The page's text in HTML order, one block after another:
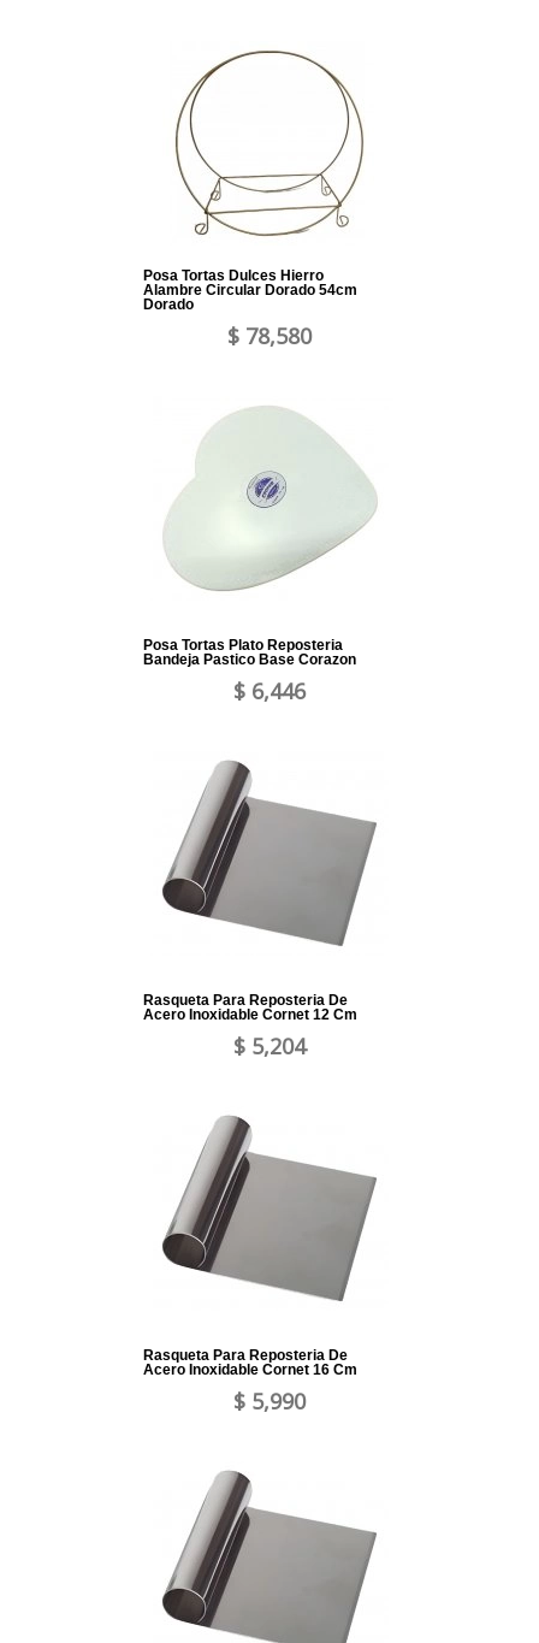
Posa Tortas Dulces Hierro
Alambre Circular Dorado 54cm
Dorado
$ 78,580
Posa Tortas Plato Reposteria
Bandeja Pastico Base Corazon
$ 6,446
Rasqueta Para Reposteria De
Acero Inoxidable Cornet 12 Cm
$ 5,204
Rasqueta Para Reposteria De
Acero Inoxidable Cornet 16 Cm
$ 5,990